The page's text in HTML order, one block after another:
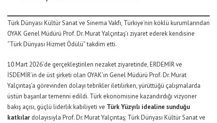
Türk Dünyası Kültür Sanat ve Sinema Vakfı, Türkiye’nin köklü kurumlarından
OYAK Genel Müdürü Prof. Dr. Murat Yalçıntaş’ı ziyaret ederek kendisine
“Türk Dünyası Hizmet Ödülü” takdim etti.
10 Mart 2026’de gerçekleştirilen nezaket ziyaretinde, ERDEMİR ve
İSDEMİR’in de üst şirketi olan OYAK’ın Genel Müdürü Prof. Dr. Murat
Yalçıntaş’a görevinden dolayı tebrikler iletilirken, yürüttüğü çalışmalarda
üstün başarılar temenni edildi. Türk ekonomisine kazandırdığı vizyoner
bakış açısı, güçlü liderlik kabiliyeti ve Türk Yüzyılı idealine sunduğu
katkılar dolayısıyla Prof. Dr. Murat Yalçıntaş; Türk Dünyası Kültür Sanat ve